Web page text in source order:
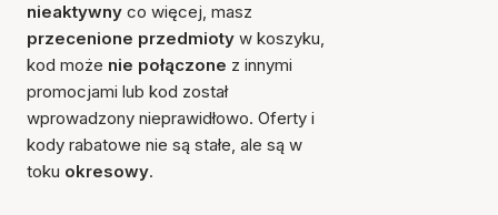
nieaktywny co więcej, masz
przecenione przedmioty w koszyku,
kod może nie połączone z innymi
promocjami lub kod został
wprowadzony nieprawidłowo. Oferty i
kody rabatowe nie są stałe, ale są w
toku okresowy.